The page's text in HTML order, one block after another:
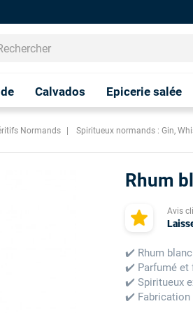
Calvados Epicerie salée
Normands Spiritueux normands : Gin,
Rhum
Avis
✔️ Rhum
✔️ Parfumé et
✔️ Spiritueux
✔️ Fabrication